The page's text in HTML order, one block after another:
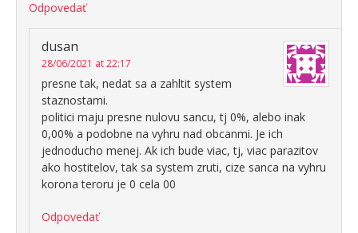
Odpovedať
dusan
28/06/2021 at 22:17
presne tak, nedat sa a zahltit system
staznostami.
politici maju presne nulovu sancu, tj 0%, alebo inak
0,00% a podobne na vyhru nad obcanmi. Je ich
jednoducho menej. Ak ich bude viac, tj, viac parazitov
ako hostitelov, tak sa system zruti, cize sanca na vyhru
korona teroru je 0 cela 00
Odpovedať